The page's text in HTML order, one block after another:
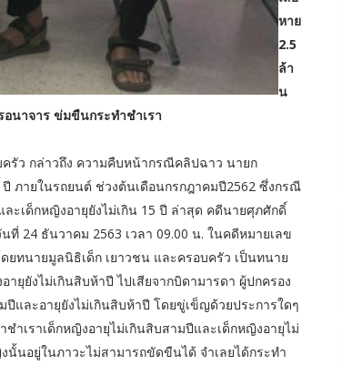
หาย
2.5
ล้า
น
อนาจาร ข่มขืนกระทำชำเรา
รัว กล่าวถึง ความคืบหน้ากรณีคลิปฉาว นายก
ปี ภายในรถยนต์ ช่วงต้นเดือนกรกฎาคมปี2562 ซึ่งกรณี
ละเด็กหญิงอายุยังไม่เกิน 15 ปี ล่าสุด คดีนายศุภศักดิ์
24 ธันวาคม 2563 เวลา 09.00 น. ในคดีหมายเลข
ทนายมูลนิธิเด็ก เยาวชน และครอบครัว เป็นทนาย
ยุยังไม่เกินสิบห้าปี ไปเสียจากบิดามารดา ผู้ปกครอง
และอายุยังไม่เกินสิบห้าปี โดยขู่เข็ญด้วยประการใดๆ
ำเราเด็กหญิงอายุไม่เกินสิบสามปีและเด็กหญิงอายุไม่
นอยู่ในภาวะไม่สามารถขัดขืนได้ จำเลยได้กระทำ